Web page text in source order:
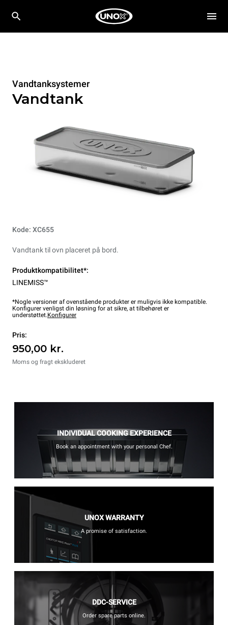
Vandtanksystemer
Vandtank
Kode: XC655
Vandtank til ovn placeret på bord.
Produktkompatibilitet*:
LINEMISS™
*Nogle versioner af ovenstående produkter er muligvis ikke kompatible.
Konfigurer venligst din løsning for at sikre, at tilbehøret er
understøttet.Konfigurer
Pris:
950,00 kr.
Moms og fragt ekskluderet
INDIVIDUAL COOKING EXPERIENCE
Book an appointment with your personal Chef.
UNOX WARRANTY
A promise of satisfaction.
DDC-SERVICE
Order spare parts online.